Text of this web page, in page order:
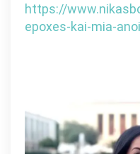
https://
epoxes-kai-mia-